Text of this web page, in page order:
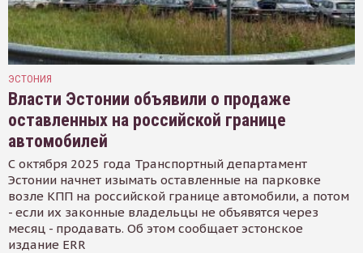
ЭСТОНИЯ
Власти Эстонии объявили о продаже
оставленных на российской границе
автомобилей
С октября 2025 года Транспортный департамент
Эстонии начнет изымать оставленные на парковке
возле КПП на российской границе автомобили, а потом
- если их законные владельцы не объявятся через
месяц - продавать. Об этом сообщает эстонское
издание ERR